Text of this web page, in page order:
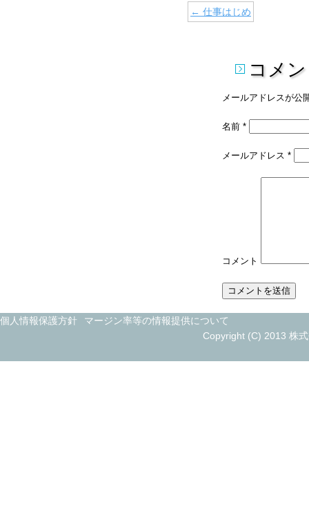
← 仕事はじめ
コメ
メールアドレスが公
名前*
メールアドレス*
コメント
個人情報保護方針
マージン率等の情報提供について
Copyright (C) 2013 株